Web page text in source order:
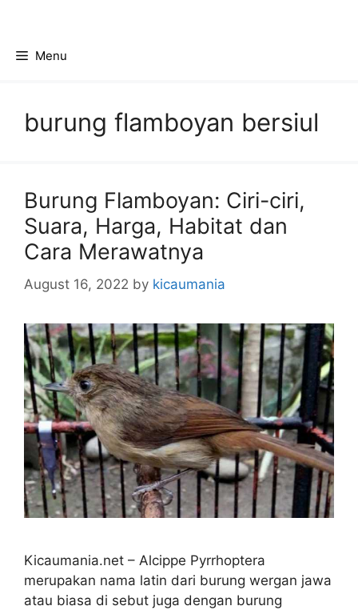
contentMenu
burung flamboyan bersiul
Burung Flamboyan: Ciri-ciri,
Suara, Harga, Habitat dan
Cara Merawatnya
August 16, 2022 by kicaumania
Kicaumania.net – Alcippe Pyrrhoptera
merupakan nama latin dari burung wergan jawa
atau biasa di sebut juga dengan burung